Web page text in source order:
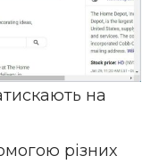
на
різних